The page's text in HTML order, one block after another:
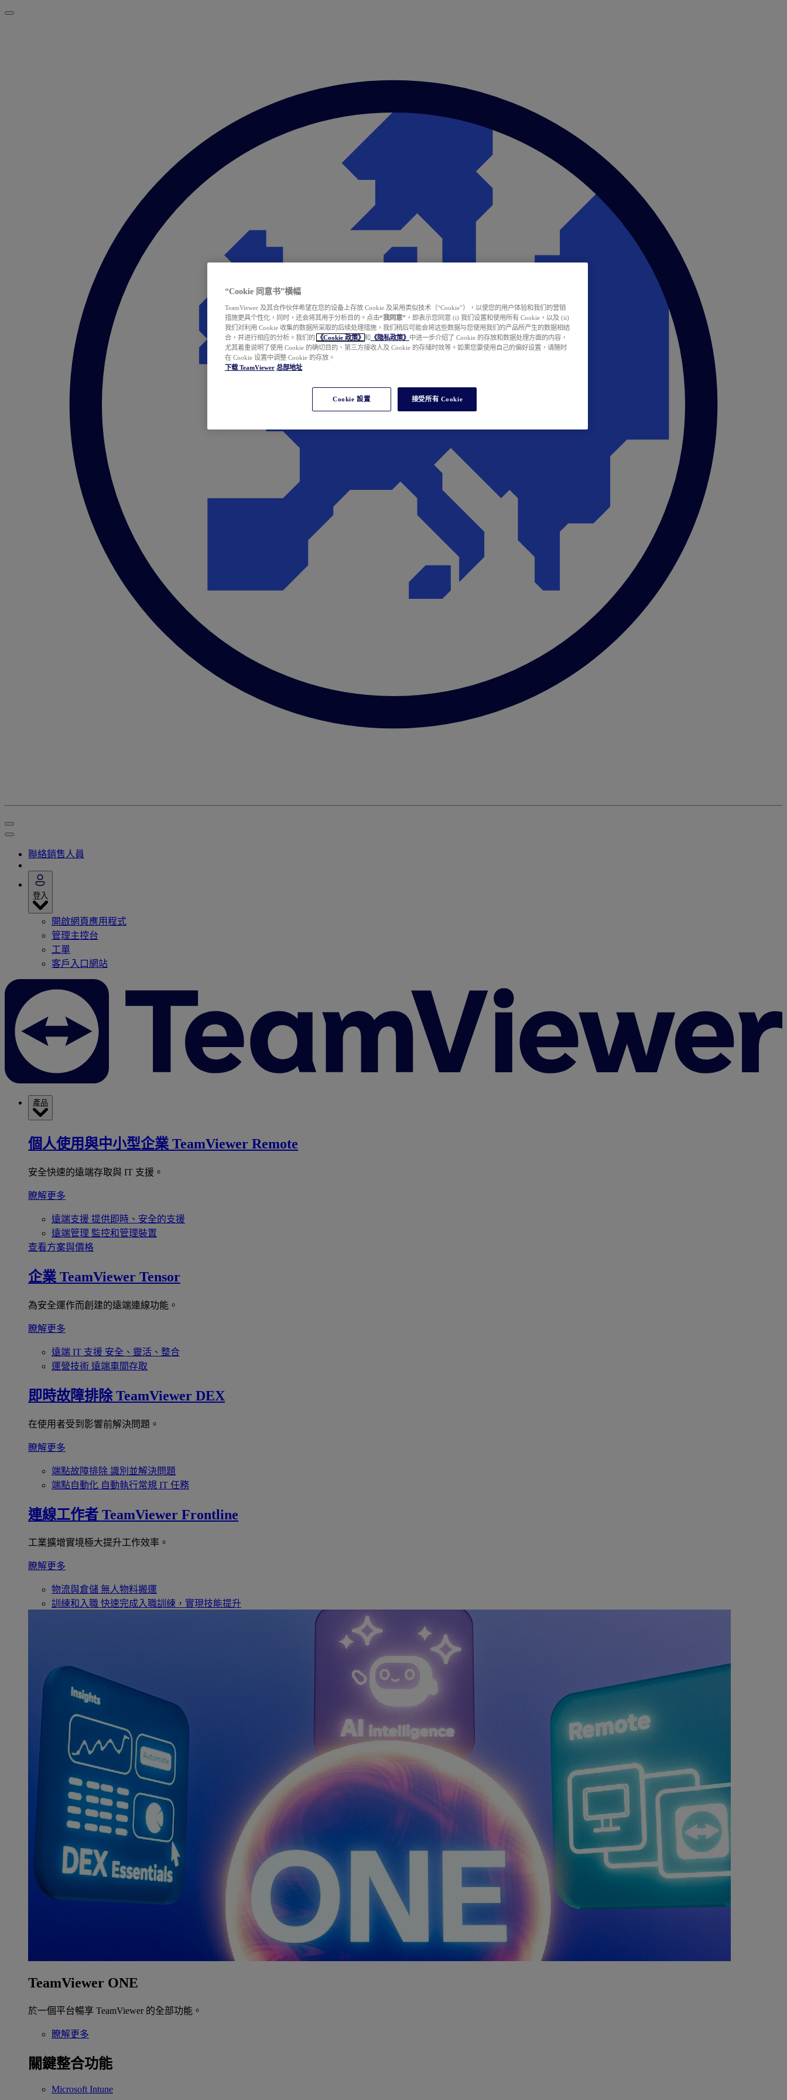
聯絡銷售人員
登入
開啟網頁應用程式
管理主控台
工單
客戶入口網站
產品
個人使用與中小型企業 TeamViewer Remote
安全快速的遠端存取與 IT 支援。
瞭解更多
遠端支援 提供即時、安全的支援
遠端管理 監控和管理裝置
查看方案與價格
企業 TeamViewer Tensor
為安全運作而創建的遠端連線功能。
瞭解更多
遠端 IT 支援 安全、靈活、整合
運營技術 遠端車間存取
即時故障排除 TeamViewer DEX
在使用者受到影響前解決問題。
瞭解更多
端點故障排除 識別並解決問題
端點自動化 自動執行常規 IT 任務
連線工作者 TeamViewer Frontline
工業擴增實境極大提升工作效率。
瞭解更多
物流與倉儲 無人物料搬運
訓練和入職 快速完成入職訓練，實現技能提升
TeamViewer ONE
於一個平台暢享 TeamViewer 的全部功能。
瞭解更多
關鍵整合功能
Microsoft Intune
“Cookie 同意书”横幅
TeamViewer 及其合作伙伴希望在您的设备上存放 Cookie 及采用类似技术（“Cookie”），以使您的用户体验和我们的营销
措施更具个性化，同时，还会将其用于分析目的。点击“我同意” ，即表示您同意 (i) 我们设置和使用所有 Cookie，以及 (ii)
我们对利用 Cookie 收集的数据所采取的后续处理措施，我们稍后可能会将这些数据与您使用我们的产品所产生的数据相结
合，并进行相应的分析。我们的
《Cookie 政策》 和 《隐私政策》 中进一步介绍了 Cookie 的存放和数据处理方面的内容，
尤其着重说明了使用 Cookie 的确切目的、第三方接收人及 Cookie 的存储时效等。如果您要使用自己的偏好设置，请随时
在 Cookie 设置中调整 Cookie 的存放。
下载 TeamViewer 总部地址
Cookie 設置 接受所有 Cookie